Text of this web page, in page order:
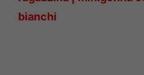
bianchi